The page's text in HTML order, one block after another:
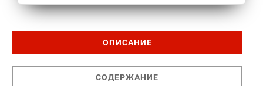
ОПИСАНИЕ
СОДЕРЖАНИЕ